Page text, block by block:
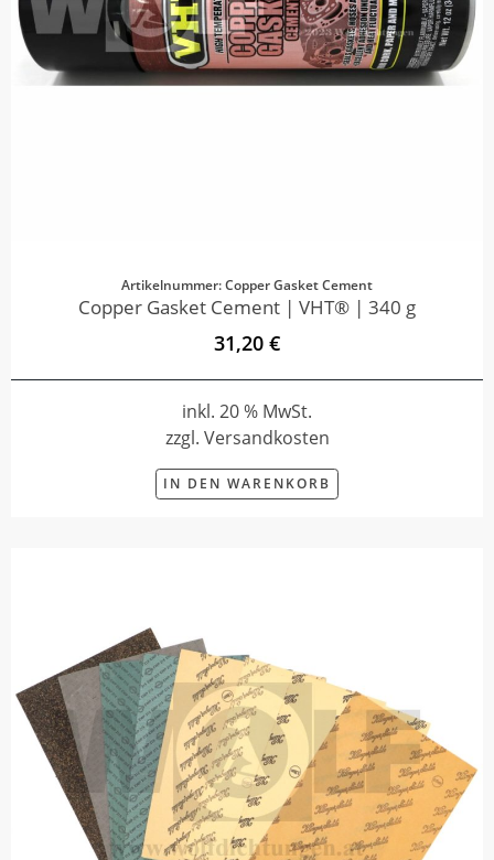
Artikelnummer: Copper Gasket Cement
Copper Gasket Cement | VHT® | 340 g
31,20 €
inkl. 20 % MwSt.
zzgl. Versandkosten
IN DEN WARENKORB